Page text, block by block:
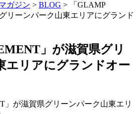
ガジン > BLOG >
「GLAMP
リーンパーク山東エリアにグランド
」が滋賀県グリ
エリアにグランドオー